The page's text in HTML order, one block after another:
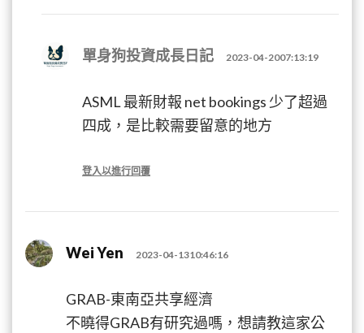
單身狗投資成長日記 2023-04-2007:13:19
ASML 最新財報 net bookings 少了超過
四成，是比較需要留意的地方
登入以進行回覆
Wei Yen 2023-04-1310:46:16
GRAB-東南亞共享經濟
不曉得GRAB有研究過嗎，想請教這家公